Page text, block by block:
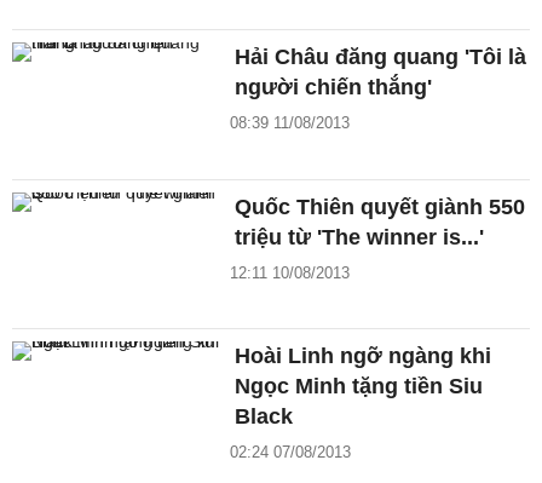
Hải Châu đăng quang 'Tôi là
người chiến thắng'
08:39 11/08/2013
Quốc Thiên quyết giành 550
triệu từ 'The winner is...'
12:11 10/08/2013
Hoài Linh ngỡ ngàng khi
Ngọc Minh tặng tiền Siu
Black
02:24 07/08/2013